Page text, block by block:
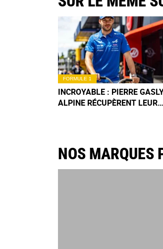
FORMULE 1
INCROYABLE : PIERRE
ALPINE RÉCUPÈRENT LEUR
NOS MARQUES